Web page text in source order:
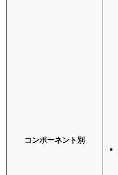
コンポーネント別